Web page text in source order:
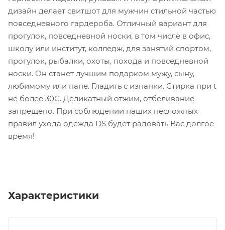
дизайн делает свитшот для мужчин стильной частью
повседневного гардероба. Отличный вариант для
прогулок, повседневной носки, в том числе в офис,
школу или институт, колледж, для занятий спортом,
прогулок, рыбалки, охоты, похода и повседневной
носки. Он станет лучшим подарком мужу, сыну,
любимому или папе. Гладить с изнанки. Стирка при t
не более 30С. Деликатный отжим, отбеливание
запрещено. При соблюдении наших несложных
правил ухода одежда DS будет радовать Вас долгое
время!
Характеристики